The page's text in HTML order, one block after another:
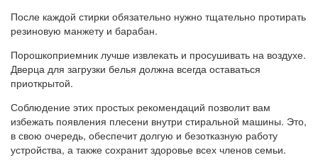
После каждой стирки обязательно нужно тщательно протирать
резиновую манжету и барабан.
Порошкоприемник лучше извлекать и просушивать на воздухе.
Дверца для загрузки белья должна всегда оставаться
приоткрытой.
Соблюдение этих простых рекомендаций позволит вам
избежать появления плесени внутри стиральной машины. Это,
в свою очередь, обеспечит долгую и безотказную работу
устройства, а также сохранит здоровье всех членов семьи.